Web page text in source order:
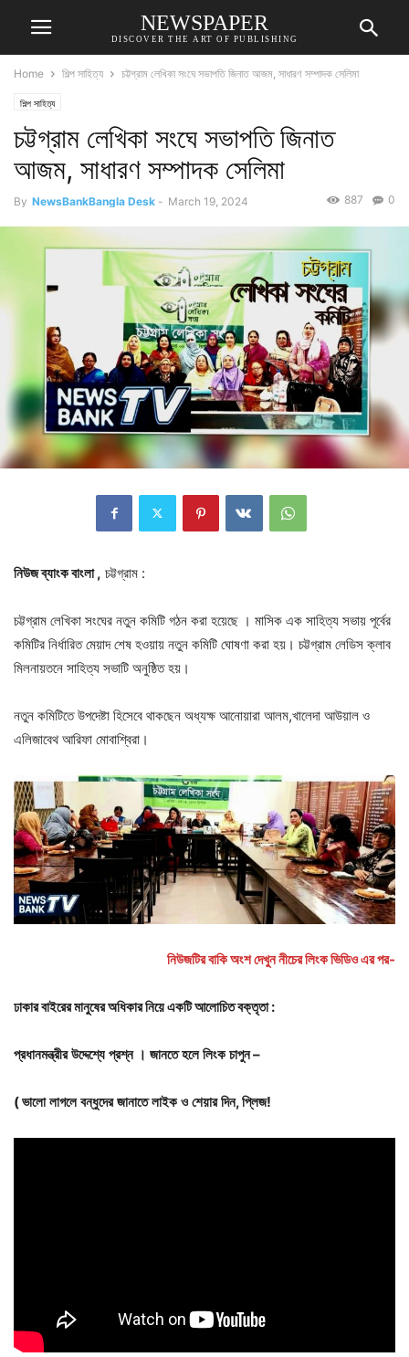
NEWSPAPER
DISCOVER THE ART OF PUBLISHING
Home শিল্প সাহিত্য চট্টগ্রাম লেখিকা সংঘে সভাপতি জিনাত আজম, সাধারণ সম্পাদক সেলিমা
শিল্প সাহিত্য
চট্টগ্রাম লেখিকা সংঘে সভাপতি জিনাত
আজম, সাধারণ সম্পাদক সেলিমা
By NewsBankBangla Desk - March 19, 2024 0
887
নিউজ ব্যাংক বাংলা , চট্টগ্রাম :
চট্টগ্রাম লেখিকা সংঘের নতুন কমিটি গঠন করা হয়েছে । মাসিক এক সাহিত্য সভায় পূর্বের
কমিটির নির্ধারিত মেয়াদ শেষ হওয়ায় নতুন কমিটি ঘোষণা করা হয়।‌ চট্টগ্রাম লেডিস ক্লাব
মিলনায়তনে সাহিত্য সভাটি অনুষ্ঠিত হয়।
নতুন কমিটিতে উপদেষ্টা হিসেবে থাকছেন অধ্যক্ষ আনোয়ারা আলম,খালেদা আউয়াল ও
এলিজাবেথ আরিফা মোবাশ্বিরা।
নিউজটির বাকি অংশ দেখুন নীচের লিংক ভিডিও এর পর-
ঢাকারবাইরেরমানুষেরঅধিকারনিয়েএকটিআলোচিতবক্তৃতা :
প্রধানমন্ত্রীর উদ্দেশ্যে প্রশ্ন । জানতে হলে লিংক চাপুন –
(ভালো লাগলে বন্ধুদের জানাতে লাইক ও শেয়ার দিন,প্লিজ!